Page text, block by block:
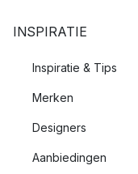
INSPIRATIE
Inspiratie & Tips
Merken
Designers
Aanbiedingen